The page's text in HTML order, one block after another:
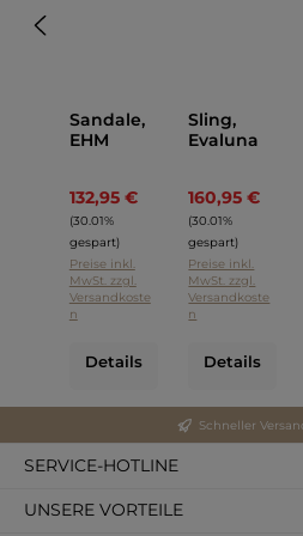
Sandale,
EHM
132,95 €
Regulärer Preis:
(30.01%
gespart)
Preise inkl.
MwSt. zzgl.
Versandkoste
n
Details
Sling,
Evaluna
160,95 €
(30.01%
gespart)
Preise inkl.
MwSt. zzgl.
Versandkoste
n
Details
Schneller
SERVICE-HOTLINE
UNSERE VORTEILE